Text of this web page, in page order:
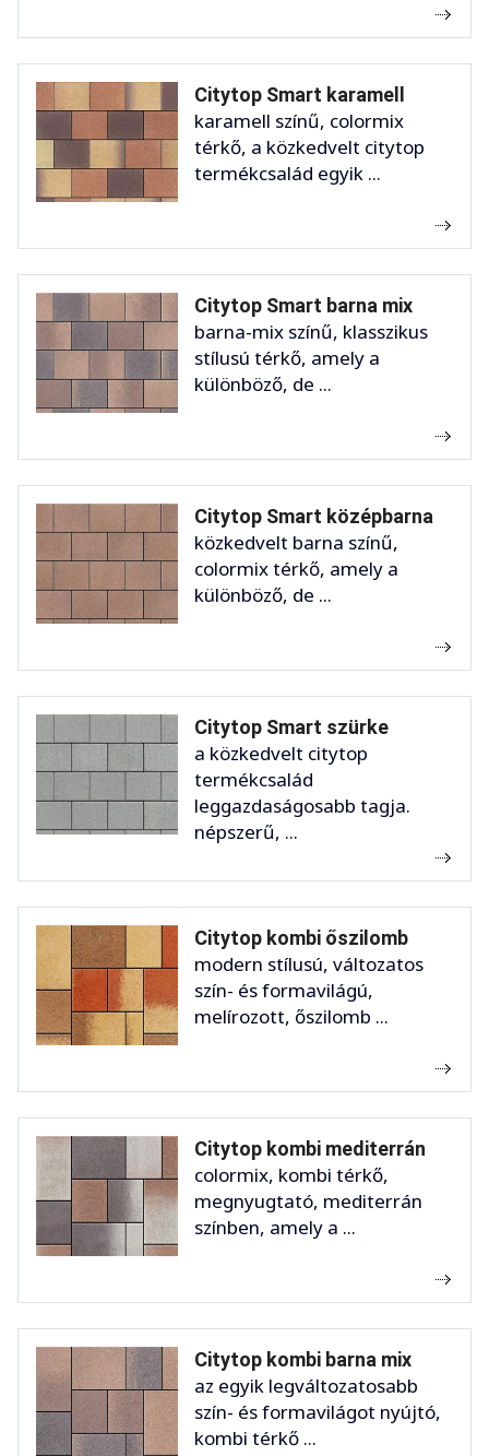
Citytop Smart karamell
karamell színű, colormix
térkő, a közkedvelt citytop
termékcsalád egyik ...
Citytop Smart barna mix
barna-mix színű, klasszikus
stílusú térkő, amely a
különböző, de ...
Citytop Smart középbarna
közkedvelt barna színű,
colormix térkő, amely a
különböző, de ...
Citytop Smart szürke
a közkedvelt citytop
termékcsalád
leggazdaságosabb tagja.
népszerű, ...
Citytop kombi őszilomb
modern stílusú, változatos
szín- és formavilágú,
melírozott, őszilomb ...
Citytop kombi mediterrán
colormix, kombi térkő,
megnyugtató, mediterrán
színben, amely a ...
Citytop kombi barna mix
az egyik legváltozatosabb
szín- és formavilágot nyújtó,
kombi térkő ...